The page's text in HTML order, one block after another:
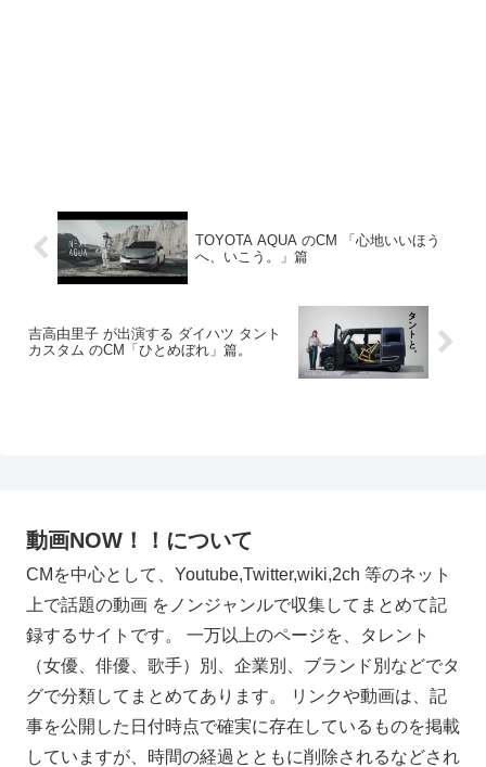
TOYOTA AQUA のCM 「心地いいほう
へ、いこう。」篇
吉高由里子 が出演する ダイハツ タント
カスタム のCM「ひとめぼれ」篇。
動画NOW！！について
CMを中心として、Youtube,Twitter,wiki,2ch 等のネット
上で話題の動画 をノンジャンルで収集してまとめて記
録するサイトです。 一万以上のページを、タレント
（女優、俳優、歌手）別、企業別、ブランド別などでタ
グで分類してまとめてあります。 リンクや動画は、記
事を公開した日付時点で確実に存在しているものを掲載
していますが、時間の経過とともに削除されるなどされ